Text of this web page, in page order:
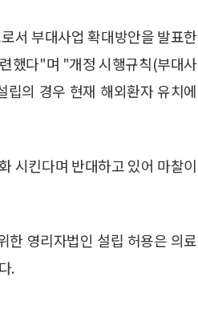
서 부대사업 확대방안을 발표한
했다"며 "개정 시행규칙(부대사
의 경우 현재 해외환자 유치에
시킨다며 반대하고 있어 마찰이
한 영리자법인 설립 허용은 의료
.